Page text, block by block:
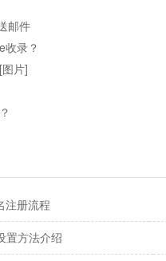
邮件
收录？
片]
注册流程
置方法介绍